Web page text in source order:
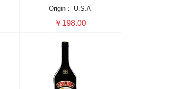
Origin：
U.S.A
￥198.00